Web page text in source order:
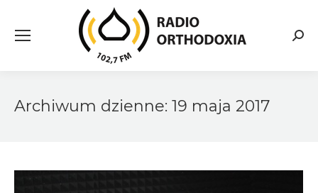
Archiwum dzienne: 19 maja 2017